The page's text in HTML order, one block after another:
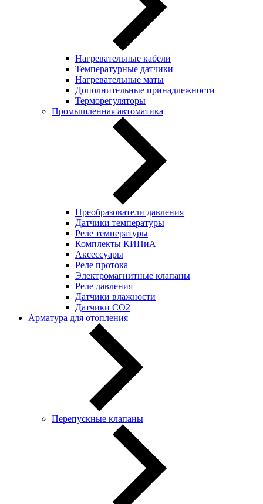
Нагревательные кабели
Температурные датчики
Нагревательные маты
Дополнительные принадлежности
Терморегуляторы
Промышленная автоматика
Преобразователи давления
Датчики температуры
Реле температуры
Комплекты КИПиА
Аксессуары
Реле протока
Электромагнитные клапаны
Реле давления
Датчики влажности
Датчики CO2
Арматура для отопления
Перепускные клапаны